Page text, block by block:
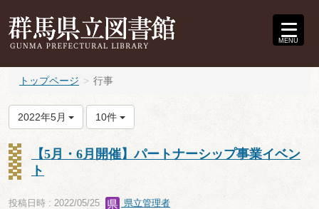
MENU
トップページ 行事
2022年5月 10件
【5月・6月開催】パートナーシップ事業イベン
ト
投稿日時 : 2022/05/25 県立管理者